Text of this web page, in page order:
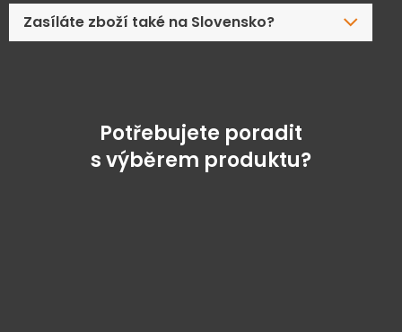
Zasíláte zboží také na Slovensko?
Potřebujete poradit
s výběrem produktu?